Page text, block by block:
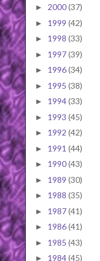
► 2000(37)
► 1999 (42)
► 1998 (33)
► 1997(39)
► 1996(34)
► 1995 (38)
► 1994(33)
► 1993 (45)
► 1992 (42)
► 1991 (44)
► 1990(43)
► 1989 (30)
► 1988 (35)
► 1987(41)
► 1986(41)
► 1985 (43)
► 1984(45)